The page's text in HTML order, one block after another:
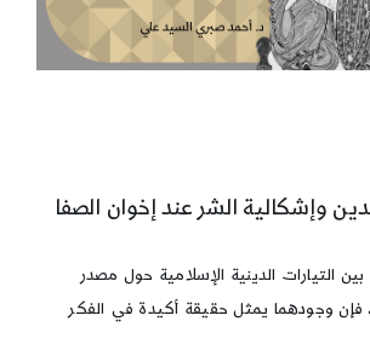
وإشكالية الشر عند إخوان الصفا
التيارات الدينية الإسلامية حول مصدر
فإن وجودهما يمثل حقيقة أكيدة في الفكر